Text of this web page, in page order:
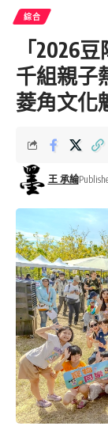
綜合
「2026
千組親
菱角文化
王 承綸